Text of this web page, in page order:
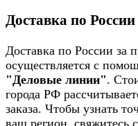
Доставка по России
Доставка по России за
осуществляется с
"Деловые линии".
города РФ
заказа. Чтобы узнать